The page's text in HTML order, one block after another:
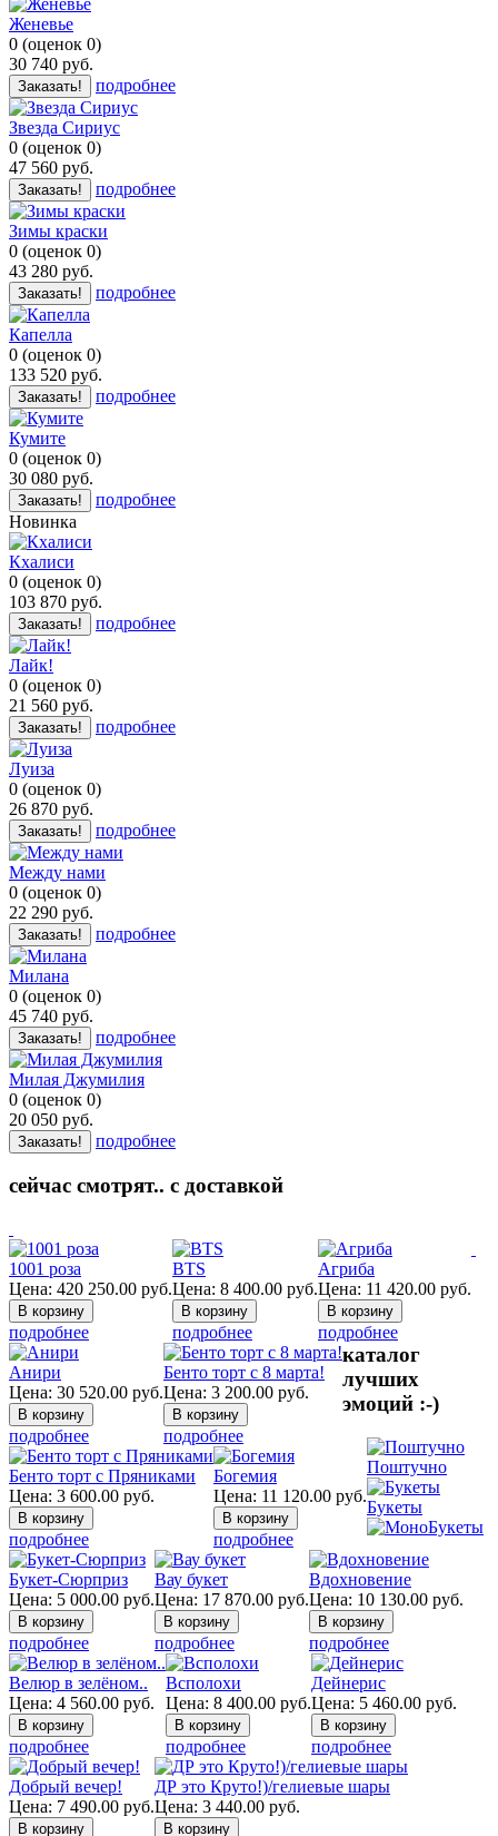
Женевье
0 (оценок 0)
30 740 руб.
Заказать! подробнее
Звезда Сириус
0 (оценок 0)
47 560 руб.
Заказать! подробнее
Зимы краски
0 (оценок 0)
43 280 руб.
Заказать! подробнее
Капелла
0 (оценок 0)
133 520 руб.
Заказать! подробнее
Кумите
0 (оценок 0)
30 080 руб.
Заказать!
подробнее
Новинка
Кхалиси
0 (оценок 0)
103 870 руб.
Заказать! подробнее
Лайк!
0 (оценок 0)
21 560 руб.
Заказать! подробнее
Луиза
0 (оценок 0)
26 870 руб.
Заказать! подробнее
Между нами
0 (оценок 0)
22 290 руб.
Заказать! подробнее
Милана
0 (оценок 0)
45 740 руб.
Заказать! подробнее
Милая Джумилия
0 (оценок 0)
20 050 руб.
Заказать! подробнее
сейчас смотрят.. с доставкой
1001 роза
Цена: 420 250.00 руб.
подробнее
BTS
Цена: 8 400.00 руб.
подробнее
Агриба
Цена: 11 420.00 руб.
подробнее
Анири
Цена: 30 520.00 руб.
подробнее
Бенто торт с 8 марта!
Цена: 3 200.00 руб.
подробнее
Бенто торт с Пряниками
Цена: 3 600.00 руб.
подробнее
Богемия
Цена: 11 120.00 руб.
подробнее
Букет-Сюрприз
Цена: 5 000.00 руб.
подробнее
Вау букет
Цена: 17 870.00 руб.
подробнее
Вдохновение
Цена: 10 130.00 руб.
подробнее
Велюр в зелёном..
Цена: 4 560.00 руб.
подробнее
Всполохи
Цена: 8 400.00 руб.
подробнее
Дейнерис
Цена: 5 460.00 руб.
подробнее
Добрый вечер!
Цена: 7 490.00 руб.
ДР это Круто!)/гелиевые шары
Цена: 3 440.00 руб.
каталог
лучших
эмоций :-)
Поштучно
Букеты